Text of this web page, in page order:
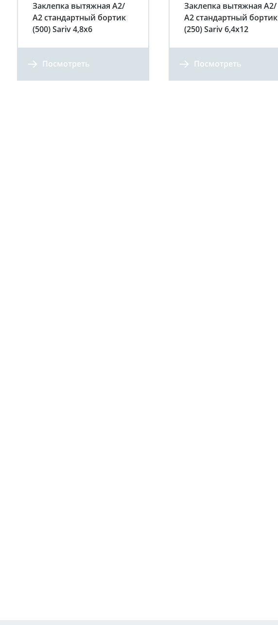
Заклепка вытяжная А2/
А2 стандартный бортик
(500) Sariv 4,8х6
Посмотреть
Заклепка вытяжная А2/
А2 стандартный бортик
(250) Sariv 6,4х12
Посмотреть